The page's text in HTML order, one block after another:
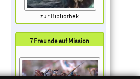
zur Bibliothek
7 Freunde auf Mission